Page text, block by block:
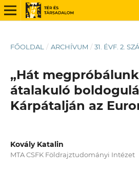
FŐOLDAL / ARCHÍVUM / 31. ÉVF. 2.
„Hát
átalakuló
Kárpátalján az
Kovály Katalin
MTA CSFK Földrajztudományi Intézet